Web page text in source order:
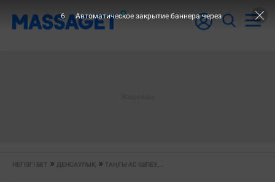
НЕГІЗГІ БЕТ ДЕНСАУЛЫҚ ТАҢҒЫ АС ІШПЕУ,...
5 Автоматическое закрытие баннера через